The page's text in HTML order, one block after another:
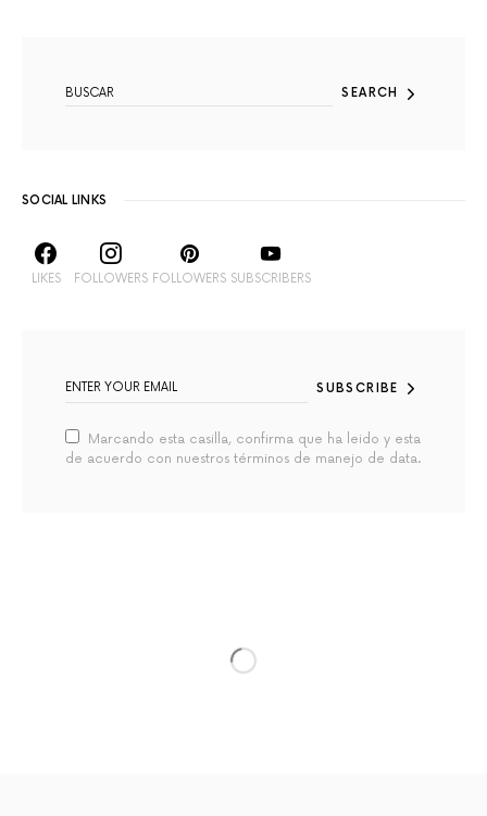
SEARCH
SOCIAL LINKS
LIKES FOLLOWERS FOLLOWERS SUBSCRIBERS
SUBSCRIBE
Marcando esta casilla, confirma que ha leido y esta
de acuerdo con nuestros términos de manejo de data.